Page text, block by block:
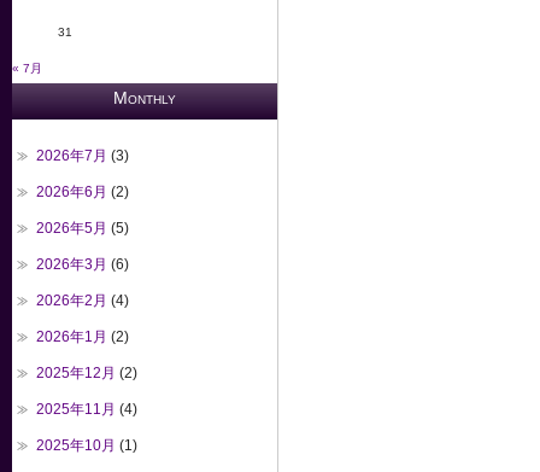
31
« 7月
Monthly
2026年7月 (3)
2026年6月 (2)
2026年5月 (5)
2026年3月 (6)
2026年2月 (4)
2026年1月 (2)
2025年12月 (2)
2025年11月 (4)
2025年10月 (1)